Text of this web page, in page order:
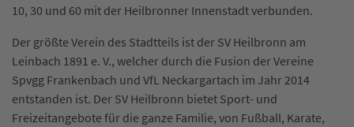
10, 30 und 60 mit der Heilbronner Innenstadt verbunden.
Der größte Verein des Stadtteils ist der SV Heilbronn am
Leinbach 1891 e. V., welcher durch die Fusion der Vereine
Spvgg Frankenbach und VfL Neckargartach im Jahr 2014
entstanden ist. Der SV Heilbronn bietet Sport- und
Freizeitangebote für die ganze Familie, von Fußball, Karate,